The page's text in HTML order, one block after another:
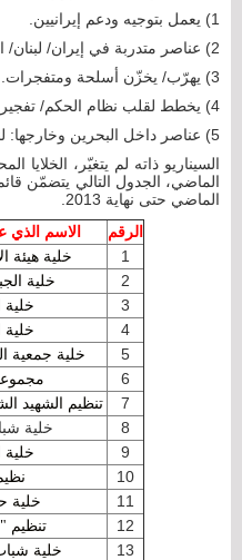
1) يعمل بتوجيه ودعم إيرانيين.
2) عناصر متدربة في إيران/ لبنان/ العراق على التفجيرات والاغتيالات.
3) يهرّب/ يخزّن أسلحة ومتفجرات.
4) يخطط لقلب نظام الحكم/ تفجير منشآت/ اغتيالات.
5) عناصر داخل البحرين وخارجها: لندن/ العراق/ إيران/ لبنان.
السيناريو ذاته لم يتغيّر، الخلايا
الماضي، الجدول التالي يتضمّن
الماضي حتى نهاية 2013.
الرقم
الاسم الذي
1
خلية هيئة
2 خلية
3 خلية
4 خلية
5 خلية جمعية
6
7 تنظيم الشهيد
8 خلية
9
10 نظيم
11 خلية
12 تنظيم
13 خلية